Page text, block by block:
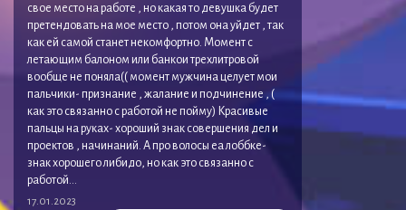
свое место на работе , но какая то девушка будет
претендовать на мое место , потом она уйдет , так
как ей самой станет некомфортно. Момент с
летающим балоном или банкои трехлитровой
вообще не поняла(( момент мужчина целует мои
пальчики- признание , жалание и подчинение , (
как это связанно с работой не пойму) Красивые
пальцы на руках- хороший знак совершения дел и
проектов , начинаний. А про волосы еа лоббке-
знак хорошего либидо, но как это связанно с
работой…
17.01.2023